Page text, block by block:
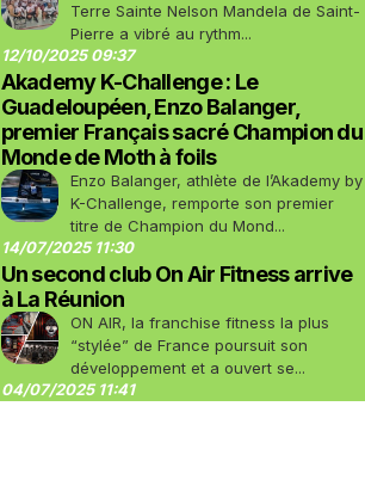
Terre Sainte Nelson Mandela de Saint-
Pierre a vibré au rythm...
12/10/2025 09:37
Akademy K-Challenge : Le
Guadeloupéen, Enzo Balanger,
premier Français sacré Champion du
Monde de Moth à foils
Enzo Balanger, athlète de l’Akademy by
K-Challenge, remporte son premier
titre de Champion du Mond...
14/07/2025 11:30
Un second club On Air Fitness arrive
à La Réunion
ON AIR, la franchise fitness la plus
“stylée” de France poursuit son
développement et a ouvert se...
04/07/2025 11:41